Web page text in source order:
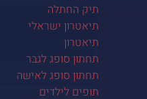
תיק החתלה
תיאטרון ישראלי
תיאטרון
תחתון סופג לגבר
תחתון סופג לאישה
תופים לילדים